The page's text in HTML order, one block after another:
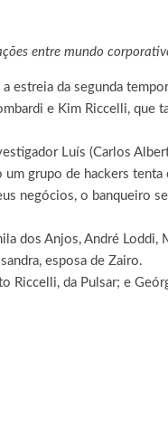
entre mundo
a estreia da segunda
e Kim Riccelli, que
Luís (Carlos
um grupo de hackers
negócios, o banqueiro
dos Anjos, André Loddi,
esposa de Zairo.
Riccelli, da Pulsar; e